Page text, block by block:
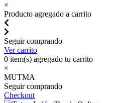
×
Producto agregado a carrito
Seguir comprando
Ver carrito
0 item(s) agregado tu carrito
×
MUTMA
Seguir comprando
Checkout